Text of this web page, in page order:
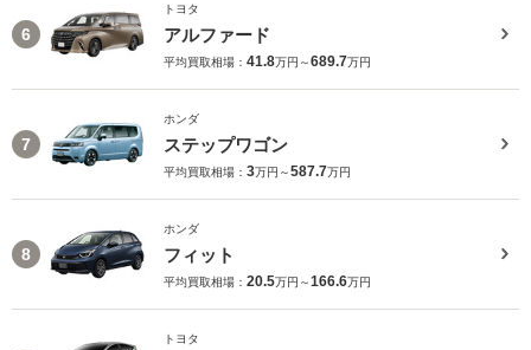
6
トヨタ
アルファード
平均買取相場： 41.8万円～689.7万円
7
ホンダ
ステップワゴン
平均買取相場： 3万円～587.7万円
8
ホンダ
フィット
平均買取相場： 20.5万円～166.6万円
トヨタ